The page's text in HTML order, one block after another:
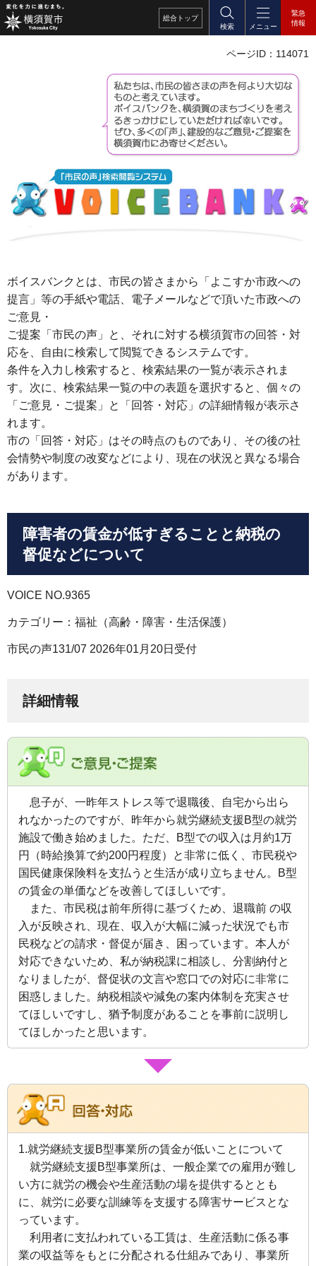
総合 トップ
検索
メニュー
緊急
情報
ページID：114071
ボイスバンクとは、市民の皆さまから「よこすか市政への
提言」等の手紙や電話、電子メールなどで頂いた市政への
ご意見・
ご提案「市民の声」と、それに対する横須賀市の回答・対
応を、自由に検索して閲覧できるシステムです。
条件を入力し検索すると、検索結果の一覧が表示されま
す。次に、検索結果一覧の中の表題を選択すると、個々の
「ご意見・ご提案」と「回答・対応」の詳細情報が表示さ
れます。
市の「回答・対応」はその時点のものであり、その後の社
会情勢や制度の改変などにより、現在の状況と異なる場合
があります。
障害者の賃金が低すぎることと納税の
督促などについて
VOICE NO.9365
カテゴリー：福祉（高齢・障害・生活保護）
市民の声131/07 2026年01月20日受付
詳細情報
息子が、一昨年ストレス等で退職後、自宅から出ら
れなかったのですが、昨年から就労継続支援B型の就労
施設で働き始めました。ただ、B型での収入は月約1万
円（時給換算で約200円程度）と非常に低く、市民税や
国民健康保険料を支払うと生活が成り立ちません。B型
の賃金の単価などを改善してほしいです。
また、市民税は前年所得に基づくため、退職前 の収
入が反映され、現在、収入が大幅に減った状況でも市
民税などの請求・督促が届き、困っています。本人が
対応できないため、私が納税課に相談し、分割納付と
なりましたが、督促状の文言や窓口での対応に非常に
困惑しました。納税相談や減免の案内体制を充実させ
てほしいですし、猶予制度があることを事前に説明し
てほしかったと思います。
1.就労継続支援B型事業所の賃金が低いことについて
就労継続支援B型事業所は、一般企業での雇用が難し
い方に就労の機会や生産活動の場を提供するととも
に、就労に必要な訓練等を支援する障害サービスとな
っています。
利用者に支払われている工賃は、生産活動に係る事
業の収益等をもとに分配される仕組みであり、事業所